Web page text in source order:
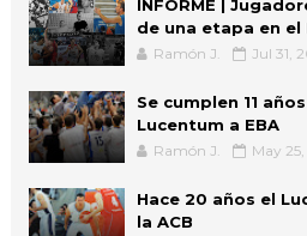
INFORME |
de una etapa en el
Ramón J. Jul 31,
Se cumplen 11
Lucentum a EBA
Ramón J. May
Hace 20 años el
la ACB